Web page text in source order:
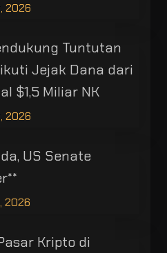
2026
Tuntutan
Jejak Dana dari
$1,5 Miliar NK
2026
US Senate
2026
Kripto di